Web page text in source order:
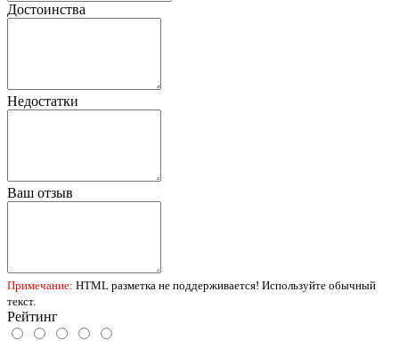
Достоинства
Недостатки
Ваш отзыв
Примечание: HTML разметка не поддерживается! Используйте обычный
текст.
Рейтинг